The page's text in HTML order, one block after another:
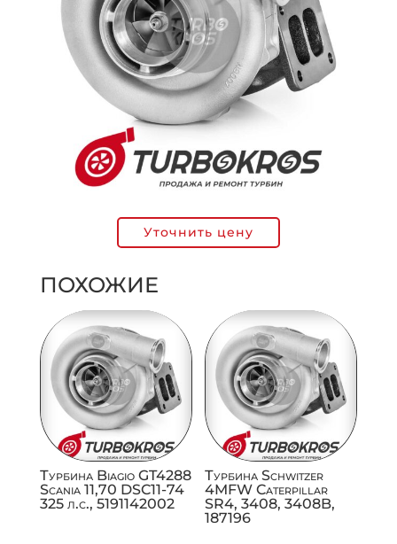
Уточнить цену
ПОХОЖИЕ
Турбина Biagio GT4288
Scania 11,70 DSC11-74
325 л.с., 5191142002
Турбина Schwitzer
4MFW Caterpillar
SR4, 3408, 3408B,
187196